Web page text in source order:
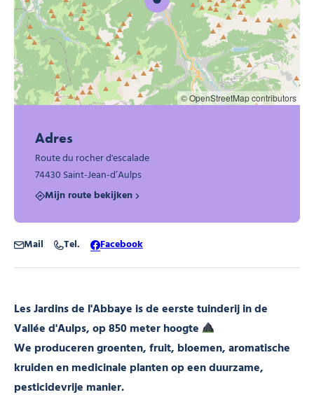
Les Jardins de l'Abbaye is de eerste tuinderij in de
Vallée d'Aulps, op 850 meter hoogte
We produceren groenten, fruit, bloemen, aromatische
kruiden en medicinale planten op een duurzame,
pesticidevrije manier.
© OpenStreetMap contributors
Adres
Route du rocher d'escalade
74430 Saint-Jean-d’Aulps
Mijn route bekijken
Mail Tel. Facebook